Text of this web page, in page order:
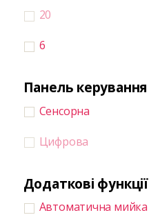
20
6
Панель керування
Сенсорна
Цифрова
Додаткові функції
Автоматична мийка